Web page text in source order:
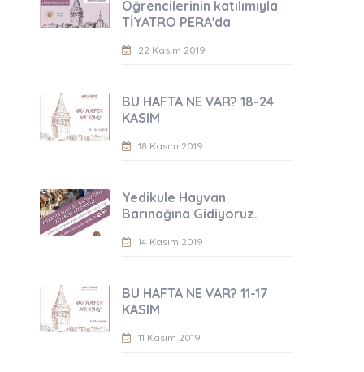
Öğrencilerinin katılımıyla
TİYATRO PERA'da
22 Kasım 2019
BU HAFTA NE VAR? 18-24
KASIM
18 Kasım 2019
Yedikule Hayvan
Barınağına Gidiyoruz.
14 Kasım 2019
BU HAFTA NE VAR? 11-17
KASIM
11 Kasım 2019